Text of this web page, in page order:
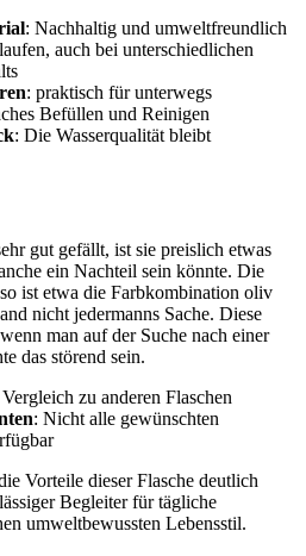
: Nachhaltig und umweltfreundlich
auch bei unterschiedlichen
: praktisch für unterwegs
Befüllen und Reinigen
: Die Wasserqualität bleibt
gut gefällt, ist sie preislich etwas
ein Nachteil sein könnte. Die
ist etwa die Farbkombination oliv
nicht jedermanns Sache. Diese
man auf der Suche nach einer
das störend sein.
zu anderen Flaschen
: Nicht alle gewünschten
Vorteile dieser Flasche deutlich
Begleiter für tägliche
umweltbewussten Lebensstil.